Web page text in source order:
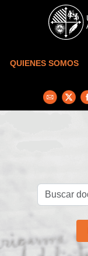
Skip to main content
QUIENES SOMOS